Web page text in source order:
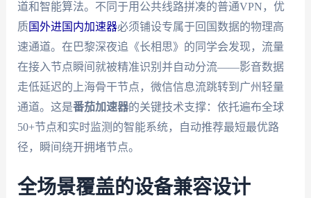
道和智能算法。不同于用公共线路拼凑的普通VPN，优
质国外进国内加速器必须铺设专属于回国数据的物理高
速通道。在巴黎深夜追《长相思》的同学会发现，流量
在接入节点瞬间就被精准识别并自动分流——影音数据
走低延迟的上海骨干节点，微信信息流跳转到广州轻量
通道。这是番茄加速器的关键技术支撑：依托遍布全球
50+节点和实时监测的智能系统，自动推荐最短最优路
径，瞬间绕开拥堵节点。
全场景覆盖的设备兼容设计